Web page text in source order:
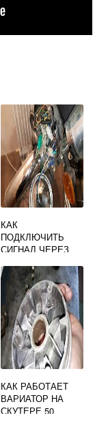
КАК
ПОДКЛЮЧИТЬ
СИГНАЛ ЧЕРЕЗ
МОПЕД АЛЬФА
КАК РАБОТАЕТ
ВАРИАТОР НА
СКУТЕРЕ 50